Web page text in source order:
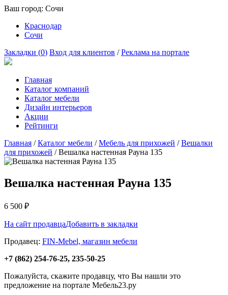
Ваш город: Сочи
Краснодар
Сочи
Закладки (0) Вход для клиентов /Реклама на портале
Главная
Каталог компаний
Каталог мебели
Дизайн интерьеров
Акции
Рейтинги
Главная /Каталог мебели /Мебель для прихожей /Вешалки
для прихожей /Вешалка настенная Рауна 135
Вешалка настенная Рауна 135
6 500 ₽
На сайт продавцаДобавить в закладки
Продавец: FIN-Mebel, магазин мебели
+7 (862) 254-76-25, 235-50-25
Пожалуйста, скажите продавцу, что Вы нашли это
предложение на портале Мебель23.ру